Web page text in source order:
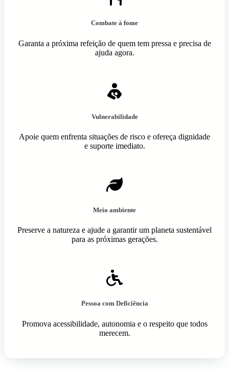
Combate à fome
Garanta a próxima refeição de quem tem pressa e precisa de
ajuda agora.
Vulnerabilidade
Apoie quem enfrenta situações de risco e ofereça dignidade
e suporte imediato.
Meio ambiente
Preserve a natureza e ajude a garantir um planeta sustentável
para as próximas gerações.
Pessoa com Deficiência
Promova acessibilidade, autonomia e o respeito que todos
merecem.